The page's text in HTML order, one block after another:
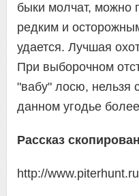
быки молчат, можно
редким и
удается. Лучшая
При выборочном
"вабу" лосю, нельзя
данном угодье
Рассказ
http://